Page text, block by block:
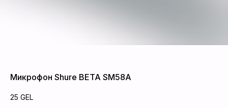
Микрофон Shure BETA SM58A
25 GEL